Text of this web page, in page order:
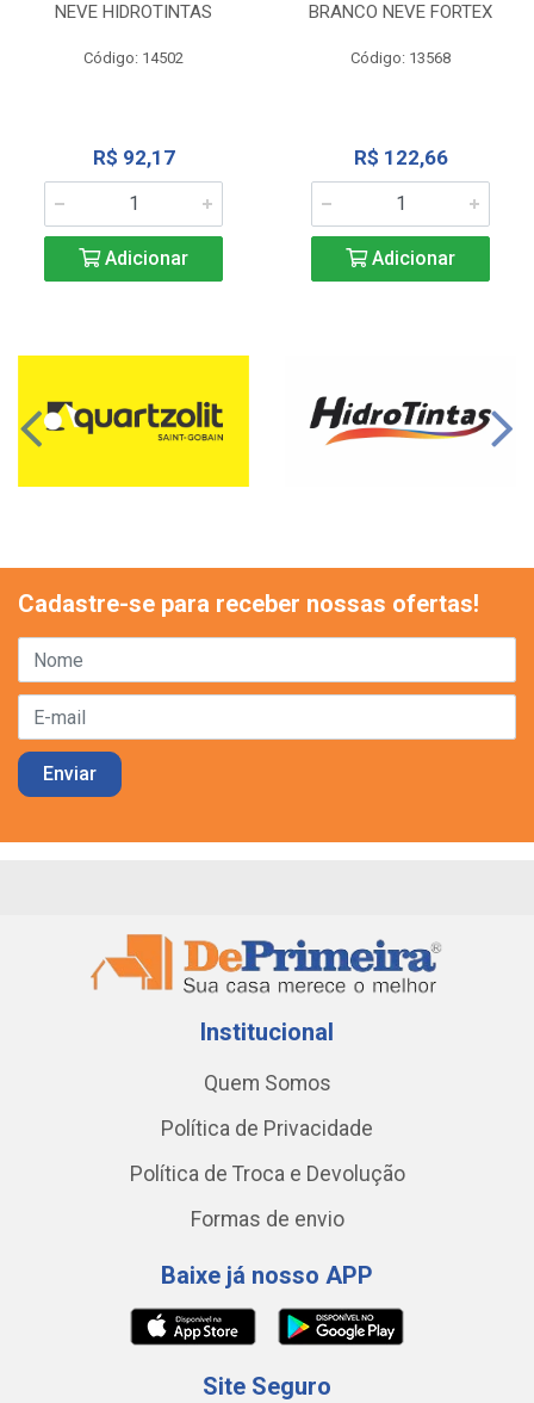
NEVE HIDROTINTAS
Código: 14502
R$ 92,17
Adicionar
BRANCO NEVE FORTEX
Código: 13568
R$ 122,66
Adicionar
Cadastre-se para receber nossas ofertas!
Institucional
Quem Somos
Política de Privacidade
Política de Troca e Devolução
Formas de envio
Baixe já nosso APP
Site Seguro